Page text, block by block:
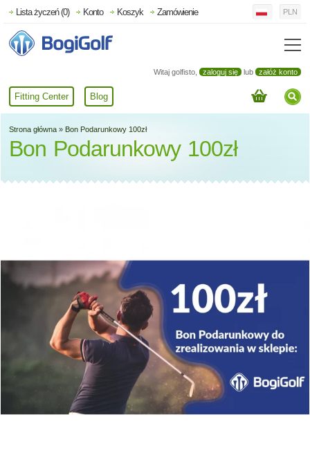
Witaj golfisto, zaloguj się lub załóż konto
Fitting Center Blog
Lista życzeń (0) Konto Koszyk Zamówienie PLN
Strona główna » Bon Podarunkowy 100zł
Bon Podarunkowy 100zł